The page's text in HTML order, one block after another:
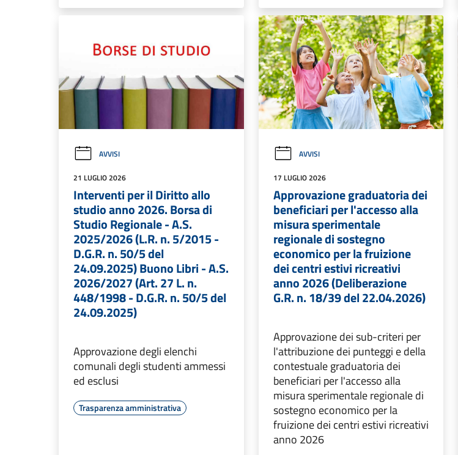
AVVISI
21 LUGLIO 2026
Interventi per il Diritto allo
studio anno 2026. Borsa di
Studio Regionale - A.S.
2025/2026 (L.R. n. 5/2015 -
D.G.R. n. 50/5 del
24.09.2025) Buono Libri - A.S.
2026/2027 (Art. 27 L. n.
448/1998 - D.G.R. n. 50/5 del
24.09.2025)
Approvazione degli elenchi
comunali degli studenti ammessi
ed esclusi
Trasparenza amministrativa
AVVISI
17 LUGLIO 2026
Approvazione graduatoria dei
beneficiari per l'accesso alla
misura sperimentale
regionale di sostegno
economico per la fruizione
dei centri estivi ricreativi
anno 2026 (Deliberazione
G.R. n. 18/39 del 22.04.2026)
Approvazione dei sub-criteri per
l'attribuzione dei punteggi e della
contestuale graduatoria dei
beneficiari per l'accesso alla
misura sperimentale regionale di
sostegno economico per la
fruizione dei centri estivi ricreativi
anno 2026